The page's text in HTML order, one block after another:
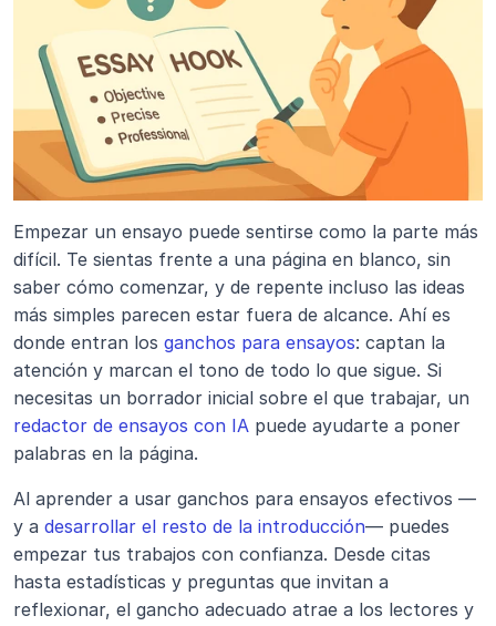
Empezar un ensayo puede sentirse como la parte más
difícil. Te sientas frente a una página en blanco, sin
saber cómo comenzar, y de repente incluso las ideas
más simples parecen estar fuera de alcance. Ahí es
donde entran los ganchos para ensayos: captan la
atención y marcan el tono de todo lo que sigue. Si
redactor de ensayos con IA puede ayudarte a poner
palabras en la página.
Al aprender a usar ganchos para ensayos efectivos —
y a desarrollar el resto de la introducción— puedes
empezar tus trabajos con confianza. Desde citas
hasta estadísticas y preguntas que invitan a
reflexionar, el gancho adecuado atrae a los lectores y